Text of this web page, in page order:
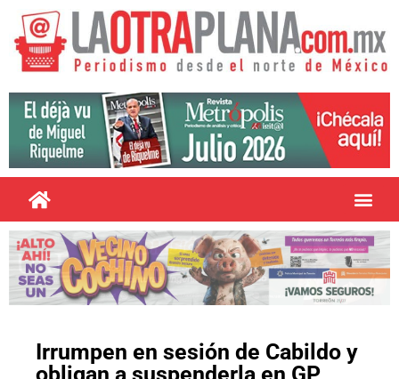
Irrumpen en sesión de Cabildo y